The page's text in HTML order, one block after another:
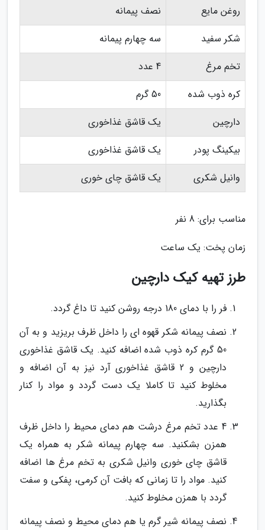
روغن مایع
نصف پیمانه
شکر سفید
سه چهارم پیمانه
تخم مرغ
4 عدد
کره ذوب شده
50 گرم
دارچین
یک قاشق غذاخوری
بیکینگ پودر
یک قاشق غذاخوری
وانیل شکری
یک قاشق چای خوری
مناسب برای: 8 نفر
زمان پخت: یک ساعت
طرز تهیه کیک دارچین
فر را با دمای 180 درجه روشن کنید تا داغ گردد.
نصف پیمانه شکر قهوه ای را داخل ظرف بریزید و به آن
50 گرم کره ذوب شده اضافه کنید. یک قاشق غذاخوری
دارچین و 2 قاشق غذاخوری آرد نیز به آن اضافه و
مخلوط کنید تا کاملا یک دست گردد و مواد را کنار
بگذارید.
4 عدد تخم مرغ درشت هم دمای محیط را داخل ظرف
همزن بشکنید. سه چهارم پیمانه شکر به همراه یک
قاشق چای خوری وانیل شکری به تخم مرغ ها اضافه
کنید. مواد را تا زمانی که بافت آن کرمی، پفکی و سفت
گردد با همزن مخلوط کنید.
نصف پیمانه شیر گرم یا هم دمای محیط و نصف پیمانه